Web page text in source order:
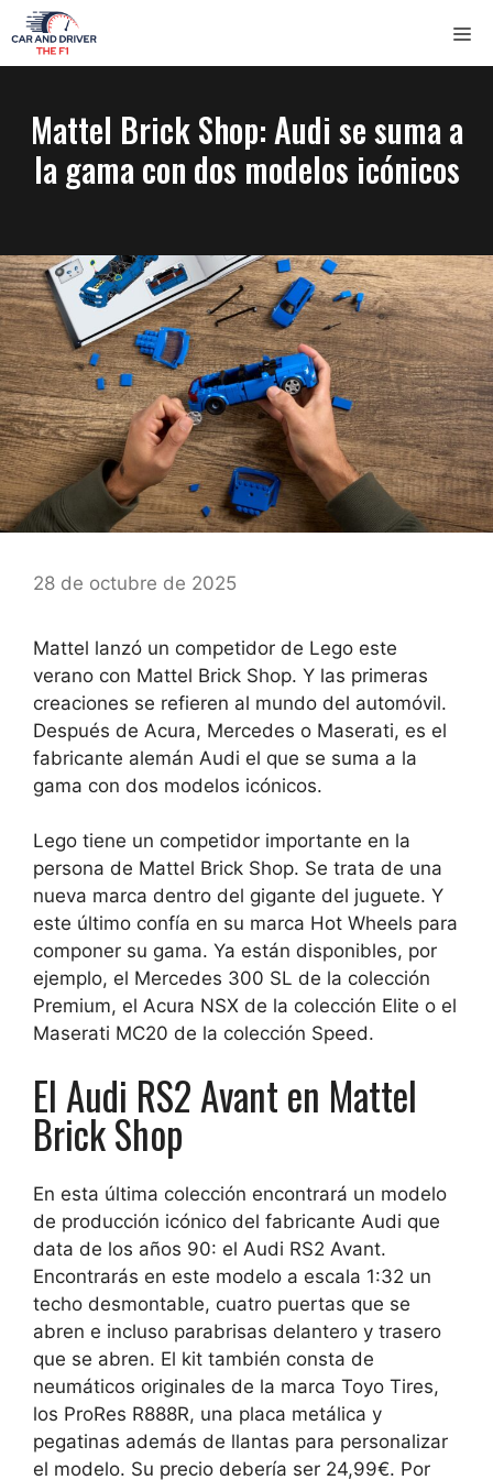
Saltar
al
contenido
Mattel Brick Shop: Audi se suma a
la gama con dos modelos icónicos
28 de octubre de 2025
Mattel lanzó un competidor de Lego este
verano con Mattel Brick Shop. Y las primeras
creaciones se refieren al mundo del automóvil.
Después de Acura, Mercedes o Maserati, es el
fabricante alemán Audi el que se suma a la
gama con dos modelos icónicos.
Lego tiene un competidor importante en la
persona de Mattel Brick Shop. Se trata de una
nueva marca dentro del gigante del juguete. Y
este último confía en su marca Hot Wheels para
componer su gama. Ya están disponibles, por
ejemplo, el Mercedes 300 SL de la colección
Premium, el Acura NSX de la colección Elite o el
Maserati MC20 de la colección Speed.
El Audi RS2 Avant en Mattel
Brick Shop
En esta última colección encontrará un modelo
de producción icónico del fabricante Audi que
data de los años 90: el Audi RS2 Avant.
Encontrarás en este modelo a escala 1:32 un
techo desmontable, cuatro puertas que se
abren e incluso parabrisas delantero y trasero
que se abren. El kit también consta de
neumáticos originales de la marca Toyo Tires,
los ProRes R888R, una placa metálica y
pegatinas además de llantas para personalizar
el modelo. Su precio debería ser 24,99€. Por